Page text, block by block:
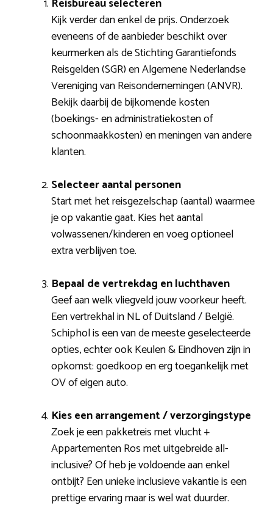
Kijk verder dan enkel de prijs. Onderzoek
eveneens of de aanbieder beschikt over
keurmerken als de Stichting Garantiefonds
Reisgelden (SGR) en Algemene Nederlandse
Vereniging van Reisondernemingen (ANVR).
Bekijk daarbij de bijkomende kosten
(boekings- en administratiekosten of
schoonmaakkosten) en meningen van andere
klanten.
Selecteer aantal personen
Start met het reisgezelschap (aantal) waarmee
je op vakantie gaat. Kies het aantal
volwassenen/kinderen en voeg optioneel
extra verblijven toe.
Bepaal de vertrekdag en luchthaven
Geef aan welk vliegveld jouw voorkeur heeft.
Een vertrekhal in NL of Duitsland / België.
Schiphol is een van de meeste geselecteerde
opties, echter ook Keulen & Eindhoven zijn in
opkomst: goedkoop en erg toegankelijk met
OV of eigen auto.
Kies een arrangement / verzorgingstype
Zoek je een pakketreis met vlucht +
Appartementen Ros met uitgebreide all-
inclusive? Of heb je voldoende aan enkel
ontbijt? Een unieke inclusieve vakantie is een
prettige ervaring maar is wel wat duurder.